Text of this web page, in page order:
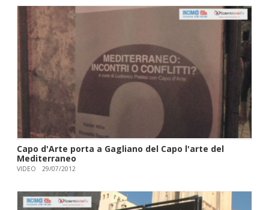
Capo d'Arte porta a Gagliano del Capo l'arte del
Mediterraneo
VIDEO 29/07/2012